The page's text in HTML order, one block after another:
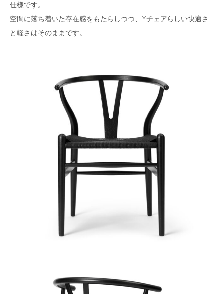
仕様です。
空間に落ち着いた存在感をもたらしつつ、Yチェアらしい快適さ
と軽さはそのままです。